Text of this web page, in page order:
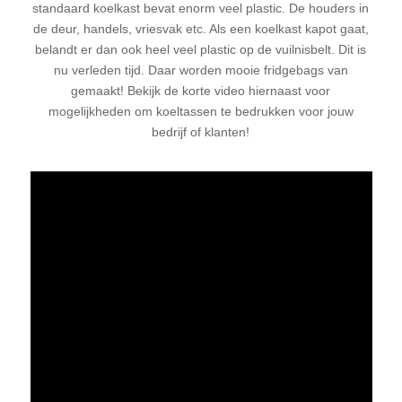
standaard koelkast bevat enorm veel plastic. De houders in
de deur, handels, vriesvak etc. Als een koelkast kapot gaat,
belandt er dan ook heel veel plastic op de vuilnisbelt. Dit is
nu verleden tijd. Daar worden mooie fridgebags van
gemaakt! Bekijk de korte video hiernaast voor
mogelijkheden om koeltassen te bedrukken voor jouw
bedrijf of klanten!